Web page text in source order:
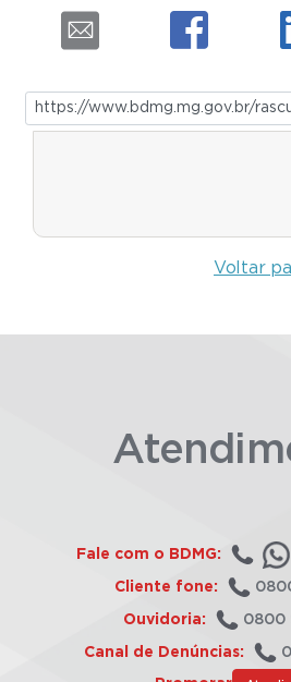
Voltar
Fale com o BDMG:
Cliente fone:
Ouvidoria: 0800
Canal de Denúncias: